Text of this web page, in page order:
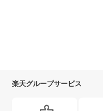
楽天グループサービス